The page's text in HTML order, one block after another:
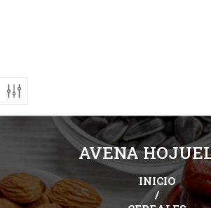
AVENA
INICIO
/